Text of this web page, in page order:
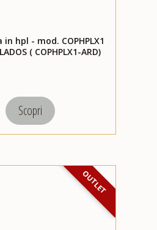
in hpl - mod. COPHPLX1
( COPHPLX1-ARD)
Scopri
OUTLET